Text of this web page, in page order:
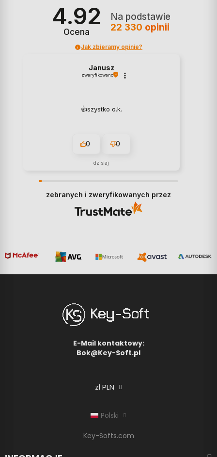
4.92
Ocena
Na podstawie
22 330 opinii
Jak zbieramy opinie?
Janusz
zweryfikowano
👍️szystko o.k.
0 0
dzisiaj
zebranych i zweryfikowanych przez
E-Mail kontaktowy:
Bok@Key-Soft.pl
zl PLN
Polski
Key-Softs.com